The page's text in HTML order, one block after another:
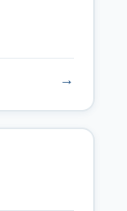
→